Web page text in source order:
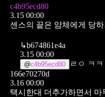
c4b95ecd80
3.15 00:00
센스의 끝은 얌체에게 당하
↳b674861e4a
3.15 00:00
@c4b95ecd80
ㄹㅇ ㅋㅋ
166e70270d
3.16 00:00
택시한대 더추가하면서 마